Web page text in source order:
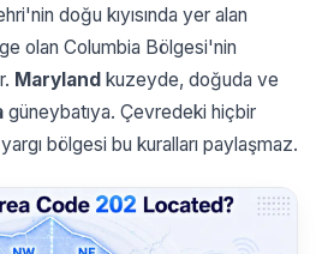
doğu kıyısında yer alan
olan Columbia Bölgesi'nin
Maryland kuzeyde, doğuda ve
güneybatıya. Çevredeki hiçbir
bölgesi bu kuralları paylaşmaz.